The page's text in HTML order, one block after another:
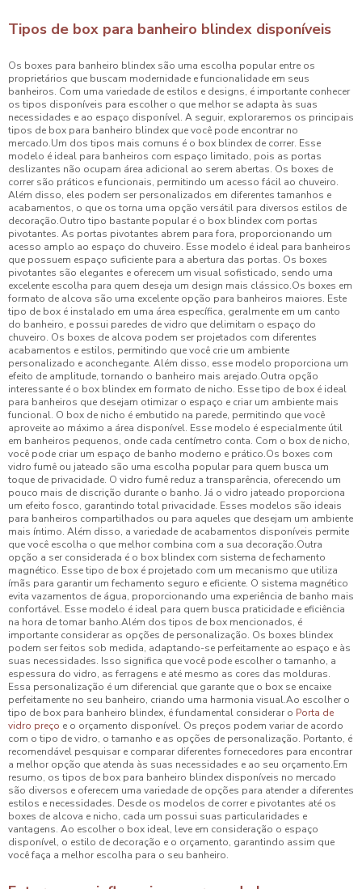
Tipos de box para banheiro blindex disponíveis
Os boxes para banheiro blindex são uma escolha popular entre os
proprietários que buscam modernidade e funcionalidade em seus
banheiros. Com uma variedade de estilos e designs, é importante conhecer
os tipos disponíveis para escolher o que melhor se adapta às suas
necessidades e ao espaço disponível. A seguir, exploraremos os principais
tipos de box para banheiro blindex que você pode encontrar no
mercado.Um dos tipos mais comuns é o box blindex de correr. Esse
modelo é ideal para banheiros com espaço limitado, pois as portas
deslizantes não ocupam área adicional ao serem abertas. Os boxes de
correr são práticos e funcionais, permitindo um acesso fácil ao chuveiro.
Além disso, eles podem ser personalizados em diferentes tamanhos e
acabamentos, o que os torna uma opção versátil para diversos estilos de
decoração.Outro tipo bastante popular é o box blindex com portas
pivotantes. As portas pivotantes abrem para fora, proporcionando um
acesso amplo ao espaço do chuveiro. Esse modelo é ideal para banheiros
que possuem espaço suficiente para a abertura das portas. Os boxes
pivotantes são elegantes e oferecem um visual sofisticado, sendo uma
excelente escolha para quem deseja um design mais clássico.Os boxes em
formato de alcova são uma excelente opção para banheiros maiores. Este
tipo de box é instalado em uma área específica, geralmente em um canto
do banheiro, e possui paredes de vidro que delimitam o espaço do
chuveiro. Os boxes de alcova podem ser projetados com diferentes
acabamentos e estilos, permitindo que você crie um ambiente
personalizado e aconchegante. Além disso, esse modelo proporciona um
efeito de amplitude, tornando o banheiro mais arejado.Outra opção
interessante é o box blindex em formato de nicho. Esse tipo de box é ideal
para banheiros que desejam otimizar o espaço e criar um ambiente mais
funcional. O box de nicho é embutido na parede, permitindo que você
aproveite ao máximo a área disponível. Esse modelo é especialmente útil
em banheiros pequenos, onde cada centímetro conta. Com o box de nicho,
você pode criar um espaço de banho moderno e prático.Os boxes com
vidro fumê ou jateado são uma escolha popular para quem busca um
toque de privacidade. O vidro fumê reduz a transparência, oferecendo um
pouco mais de discrição durante o banho. Já o vidro jateado proporciona
um efeito fosco, garantindo total privacidade. Esses modelos são ideais
para banheiros compartilhados ou para aqueles que desejam um ambiente
mais íntimo. Além disso, a variedade de acabamentos disponíveis permite
que você escolha o que melhor combina com a sua decoração.Outra
opção a ser considerada é o box blindex com sistema de fechamento
magnético. Esse tipo de box é projetado com um mecanismo que utiliza
ímãs para garantir um fechamento seguro e eficiente. O sistema magnético
evita vazamentos de água, proporcionando uma experiência de banho mais
confortável. Esse modelo é ideal para quem busca praticidade e eficiência
na hora de tomar banho.Além dos tipos de box mencionados, é
importante considerar as opções de personalização. Os boxes blindex
podem ser feitos sob medida, adaptando-se perfeitamente ao espaço e às
suas necessidades. Isso significa que você pode escolher o tamanho, a
espessura do vidro, as ferragens e até mesmo as cores das molduras.
Essa personalização é um diferencial que garante que o box se encaixe
perfeitamente no seu banheiro, criando uma harmonia visual.Ao escolher o
tipo de box para banheiro blindex, é fundamental considerar o Porta de
vidro preço e o orçamento disponível. Os preços podem variar de acordo
com o tipo de vidro, o tamanho e as opções de personalização. Portanto, é
recomendável pesquisar e comparar diferentes fornecedores para encontrar
a melhor opção que atenda às suas necessidades e ao seu orçamento.Em
resumo, os tipos de box para banheiro blindex disponíveis no mercado
são diversos e oferecem uma variedade de opções para atender a diferentes
estilos e necessidades. Desde os modelos de correr e pivotantes até os
boxes de alcova e nicho, cada um possui suas particularidades e
vantagens. Ao escolher o box ideal, leve em consideração o espaço
disponível, o estilo de decoração e o orçamento, garantindo assim que
você faça a melhor escolha para o seu banheiro.